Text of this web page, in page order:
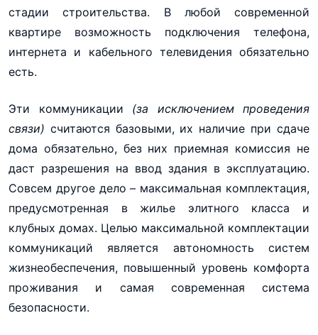
стадии строительства. В любой современной
квартире возможность подключения телефона,
интернета и кабельного телевидения обязательно
есть.
Эти коммуникации (за исключением проведения
связи) считаются базовыми, их наличие при сдаче
дома обязательно, без них приемная комиссия не
даст разрешения на ввод здания в эксплуатацию.
Совсем другое дело – максимальная комплектация,
предусмотренная в жилье элитного класса и
клубных домах. Целью максимальной комплектации
коммуникаций является автономность систем
жизнеобеспечения, повышенный уровень комфорта
проживания и самая современная система
безопасности.